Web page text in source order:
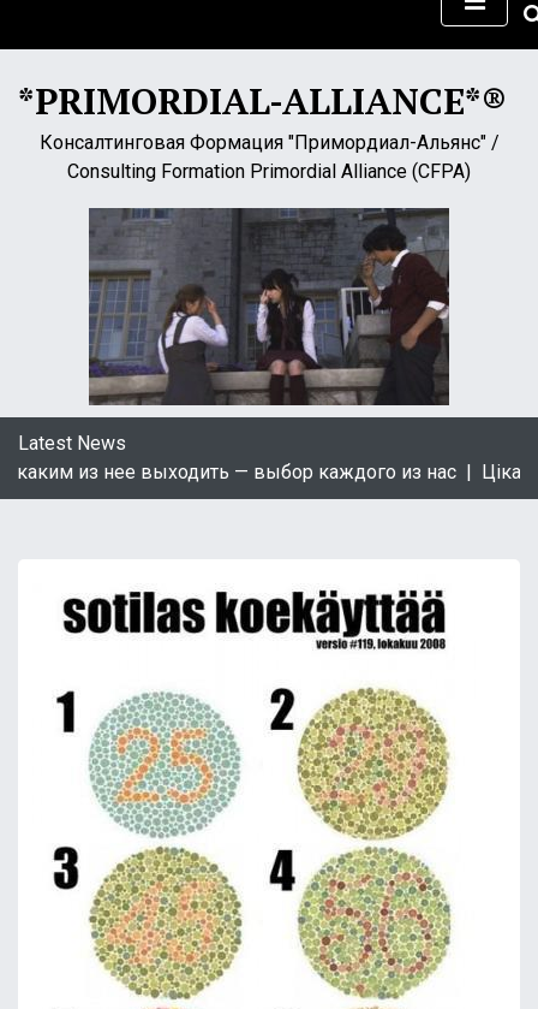
*PRIMORDIAL-ALLIANCE*®
Консалтинговая Формация "Примордиал-Альянс" /
Consulting Formation Primordial Alliance (CFPA)
Latest News
из нее выходить — выбор каждого из нас |Цікаві